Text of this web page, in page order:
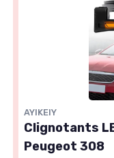
AYIKEIY
Clignotants
Peugeot 308